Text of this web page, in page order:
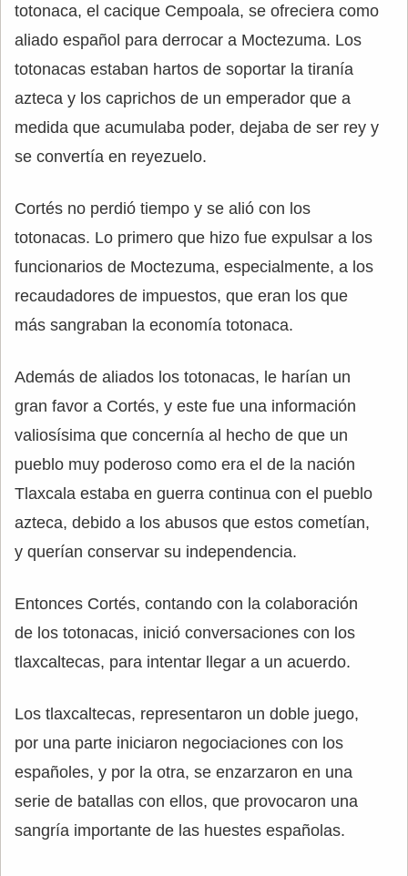
totonaca, el cacique Cempoala, se ofreciera como
aliado español para derrocar a Moctezuma. Los
totonacas estaban hartos de soportar la tiranía
azteca y los caprichos de un emperador que a
medida que acumulaba poder, dejaba de ser rey y
se convertía en reyezuelo.
Cortés no perdió tiempo y se alió con los
totonacas. Lo primero que hizo fue expulsar a los
funcionarios de Moctezuma, especialmente, a los
recaudadores de impuestos, que eran los que
más sangraban la economía totonaca.
Además de aliados los totonacas, le harían un
gran favor a Cortés, y este fue una información
valiosísima que concernía al hecho de que un
pueblo muy poderoso como era el de la nación
Tlaxcala estaba en guerra continua con el pueblo
azteca, debido a los abusos que estos cometían,
y querían conservar su independencia.
Entonces Cortés, contando con la colaboración
de los totonacas, inició conversaciones con los
tlaxcaltecas, para intentar llegar a un acuerdo.
Los tlaxcaltecas, representaron un doble juego,
por una parte iniciaron negociaciones con los
españoles, y por la otra, se enzarzaron en una
serie de batallas con ellos, que provocaron una
sangría importante de las huestes españolas.